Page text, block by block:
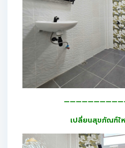
เปลี่ยนสุขภัณฑ์ใ